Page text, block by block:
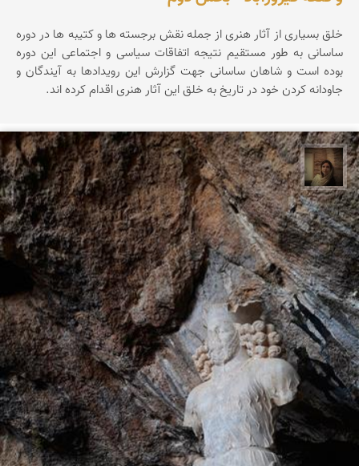
خلق بسیاری از آثار هنری از جمله نقش برجسته ها و کتیبه ها در دوره
ساسانی به طور مستقیم نتیجه اتفاقات سیاسی و اجتماعی این دوره
بوده است و شاهان ساسانی جهت گزارش این رویدادها به آیندگان و
جاودانه کردن خود در تاریخ به خلق این آثار هنری اقدام کرده اند.
پروین هاوش